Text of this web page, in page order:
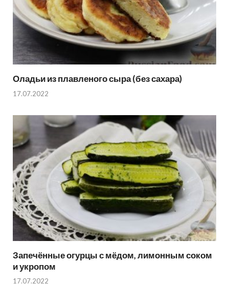
Оладьи из плавленого сыра (без сахара)
17.07.2022
Запечённые огурцы с мёдом, лимонным соком
и укропом
17.07.2022